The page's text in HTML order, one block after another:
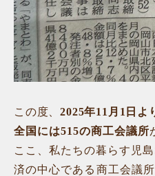
この度、2025年11月1日よ
全国には515の商工会議所
ここ、私たちの暮らす児
済の中心である商工会議